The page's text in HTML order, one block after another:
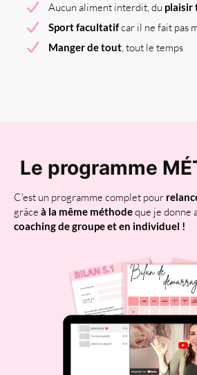
Aucun aliment interdit, du plaisir
Sport facultatifcar il ne fait pas
Manger de tout, tout le temps
Le programme
C'est un programme complet pour
grâce à la même méthodeque je donne
coaching de groupe et en individuel !